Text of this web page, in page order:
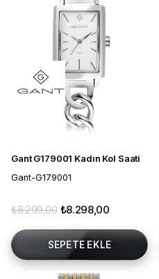
Gant G179001 Kadın Kol Saati
Gant-G179001
₺8.298,00
₺8.299,00
SEPETE EKLE